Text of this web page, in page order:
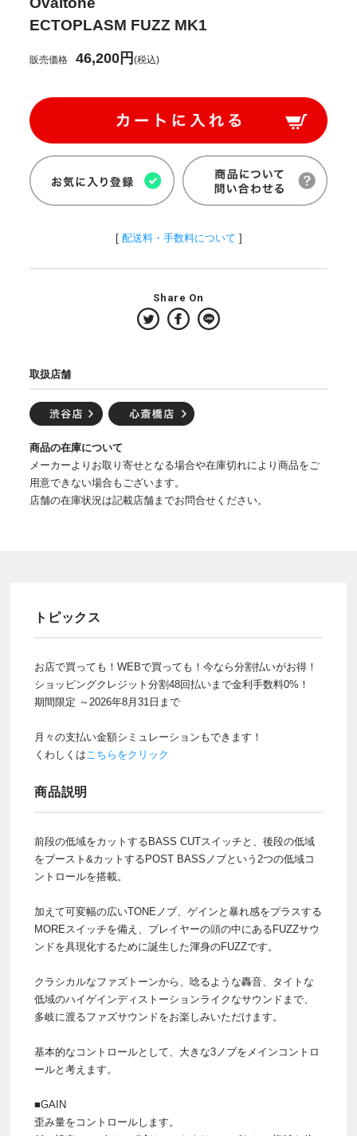
ECTOPLASM FUZZ MK1
販売価格 46,200円(税込)
[ 配送料・手数料について ]
Share On
取扱店舗
商品の在庫について
メーカーよりお取り寄せとなる場合や在庫切れにより商品をご
用意できない場合もございます。
店舗の在庫状況は記載店舗までお問合せください。
トピックス
お店で買っても！WEBで買っても！今なら分割払いがお得！
ショッピングクレジット分割48回払いまで金利手数料0%！
期間限定 ～2026年8月31日まで
月々の支払い金額シミュレーションもできます！
くわしくはこちらをクリック
商品説明
前段の低域をカットするBASS CUTスイッチと、後段の低域
をブースト&カットするPOST BASSノブという2つの低域コ
ントロールを搭載。
加えて可変幅の広いTONEノブ、ゲインと暴れ感をプラスする
MOREスイッチを備え、プレイヤーの頭の中にあるFUZZサウ
ンドを具現化するために誕生した渾身のFUZZです。
クラシカルなファズトーンから、唸るような轟音、タイトな
低域のハイゲインディストーションライクなサウンドまで、
多岐に渡るファズサウンドをお楽しみいただけます。
基本的なコントロールとして、大きな3ノブをメインコントロ
ールと考えます。
■GAIN
歪み量をコントロールします。